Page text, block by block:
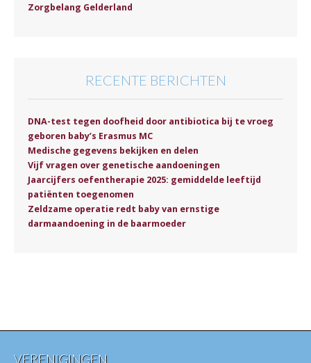
Zorgbelang Gelderland
RECENTE BERICHTEN
DNA-test tegen doofheid door antibiotica bij te vroeg
geboren baby’s Erasmus MC
Medische gegevens bekijken en delen
Vijf vragen over genetische aandoeningen
Jaarcijfers oefentherapie 2025: gemiddelde leeftijd
patiënten toegenomen
Zeldzame operatie redt baby van ernstige
darmaandoening in de baarmoeder
VERENIGINGEN